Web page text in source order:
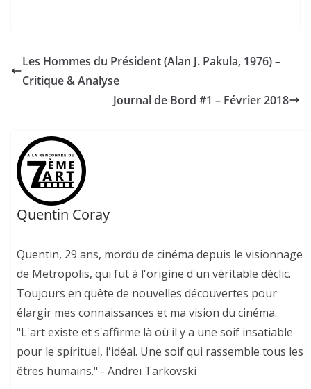
Les Hommes du Président (Alan J. Pakula, 1976) –
Critique & Analyse
Journal de Bord #1 – Février 2018
Quentin Coray
Quentin, 29 ans, mordu de cinéma depuis le visionnage
de Metropolis, qui fut à l'origine d'un véritable déclic.
Toujours en quête de nouvelles découvertes pour
élargir mes connaissances et ma vision du cinéma.
"L'art existe et s'affirme là où il y a une soif insatiable
pour le spirituel, l'idéal. Une soif qui rassemble tous les
êtres humains." - Andreï Tarkovski